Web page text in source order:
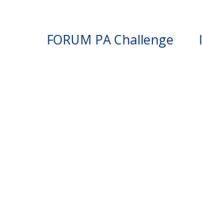
FORUM PA Challenge